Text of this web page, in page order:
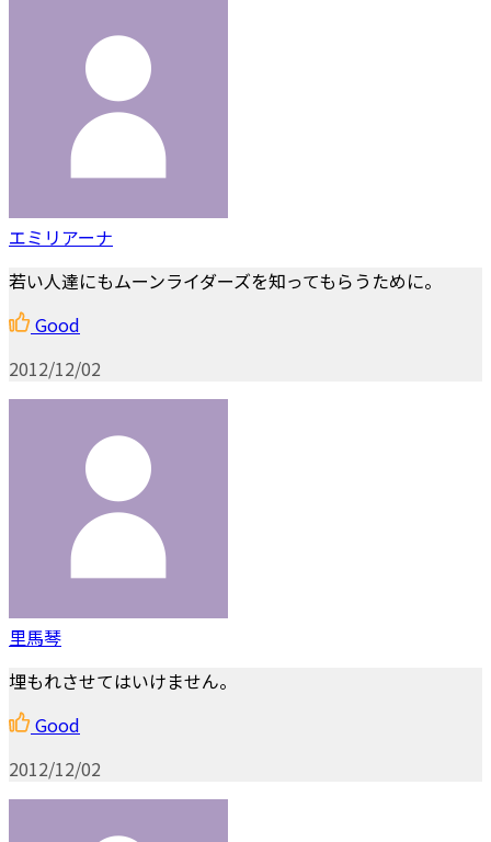
エミリアーナ
若い人達にもムーンライダーズを知ってもらうために。
Good
2012/12/02
里馬琴
埋もれさせてはいけません。
Good
2012/12/02